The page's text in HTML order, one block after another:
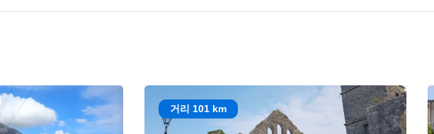
거리 101 km